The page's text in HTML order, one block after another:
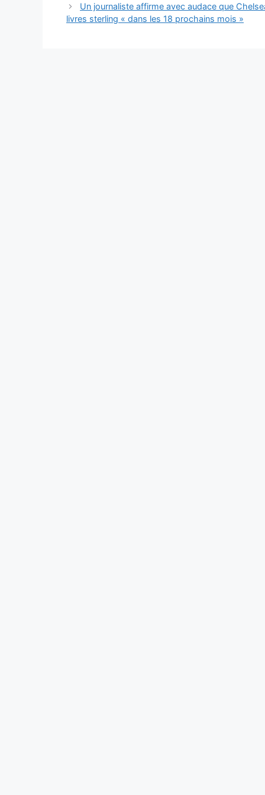
articlesUn journaliste affirme avec audace que
livres sterling « dans les 18 prochains mois »